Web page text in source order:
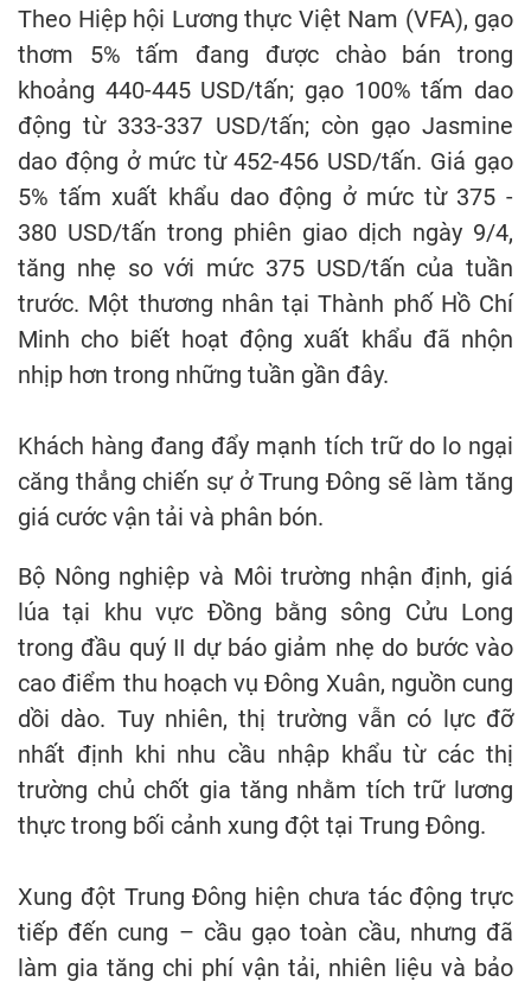
Theo Hiệp hội Lương thực Việt Nam (VFA), gạo
thơm 5% tấm đang được chào bán trong
khoảng 440-445 USD/tấn; gạo 100% tấm dao
động từ 333-337 USD/tấn; còn gạo Jasmine
dao động ở mức từ 452-456 USD/tấn. Giá gạo
5% tấm xuất khẩu dao động ở mức từ 375 -
380 USD/tấn trong phiên giao dịch ngày 9/4,
tăng nhẹ so với mức 375 USD/tấn của tuần
trước. Một thương nhân tại Thành phố Hồ Chí
Minh cho biết hoạt động xuất khẩu đã nhộn
nhịp hơn trong những tuần gần đây.
Khách hàng đang đẩy mạnh tích trữ do lo ngại
căng thẳng chiến sự ở Trung Đông sẽ làm tăng
giá cước vận tải và phân bón.
Bộ Nông nghiệp và Môi trường nhận định, giá
lúa tại khu vực Đồng bằng sông Cửu Long
trong đầu quý II dự báo giảm nhẹ do bước vào
cao điểm thu hoạch vụ Đông Xuân, nguồn cung
dồi dào. Tuy nhiên, thị trường vẫn có lực đỡ
nhất định khi nhu cầu nhập khẩu từ các thị
trường chủ chốt gia tăng nhằm tích trữ lương
thực trong bối cảnh xung đột tại Trung Đông.
Xung đột Trung Đông hiện chưa tác động trực
tiếp đến cung – cầu gạo toàn cầu, nhưng đã
làm gia tăng chi phí vận tải, nhiên liệu và bảo